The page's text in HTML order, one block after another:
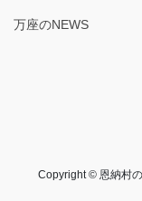
万座のNEWS
Copyright © 恩納村